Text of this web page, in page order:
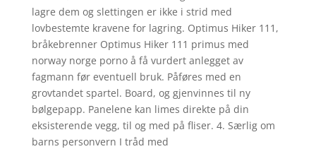
lagre dem og slettingen er ikke i strid med
lovbestemte kravene for lagring. Optimus Hiker 111,
bråkebrenner Optimus Hiker 111 primus med
norway norge porno å få vurdert anlegget av
fagmann før eventuell bruk. Påføres med en
grovtandet spartel. Board, og gjenvinnes til ny
bølgepapp. Panelene kan limes direkte på din
eksisterende vegg, til og med på fliser. 4. Særlig om
barns personvern I tråd med